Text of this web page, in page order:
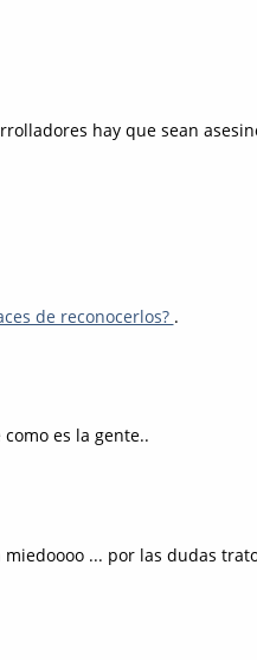
hay que sean
de reconocerlos? .
es la gente..
... por las dudas